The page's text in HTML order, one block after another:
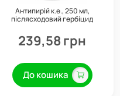
Антипирій к.е., 250 мл,
післясходовий гербіцид
239,58 грн
До кошика